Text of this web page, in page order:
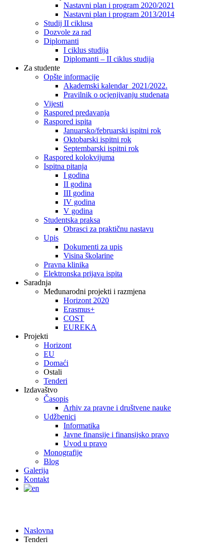
Nastavni plan i program 2020/2021
Nastavni plan i program 2013/2014
Studij II ciklusa
Dozvole za rad
Diplomanti
I ciklus studija
Diplomanti – II ciklus studija
Za studente
Opšte informacije
Akademski kalendar 2021/2022.
Pravilnik o ocjenjivanju studenata
Vijesti
Raspored predavanja
Raspored ispita
Januarsko/februarski ispitni rok
Oktobarski ispitni rok
Septembarski ispitni rok
Raspored kolokvijuma
Ispitna pitanja
I godina
II godina
III godina
IV godina
V godina
Studentska praksa
Obrasci za praktičnu nastavu
Upis
Dokumenti za upis
Visina školarine
Pravna klinika
Elektronska prijava ispita
Saradnja
Međunarodni projekti i razmjena
Horizont 2020
Erasmus+
COST
EUREKA
Projekti
Horizont
EU
Domaći
Ostali
Tenderi
Izdavaštvo
Časopis
Arhiv za pravne i društvene nauke
Udžbenici
Informatika
Javne finansije i finansijsko pravo
Uvod u pravo
Monografije
Blog
Galerija
Kontakt
Naslovna
Tenderi